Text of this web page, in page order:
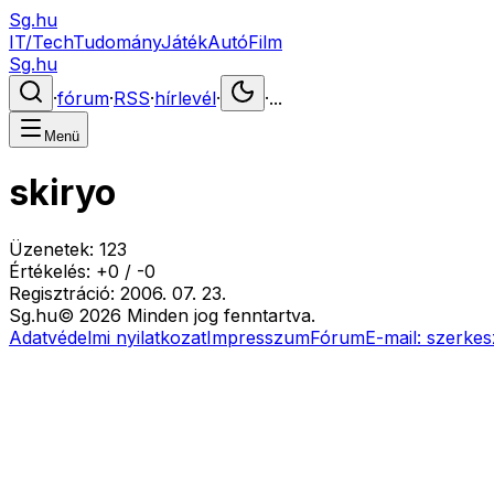
Sg.hu
IT/TechTudományJátékAutóFilm
Sg.hu
·fórum·RSS·hírlevél· ·...
Menü
skiryo
Üzenetek: 123
Értékelés: +0 / -0
Regisztráció: 2006. 07. 23.
Sg.hu© 2026 Minden jog fenntartva.
Adatvédelmi nyilatkozatImpresszumFórumE-mail: